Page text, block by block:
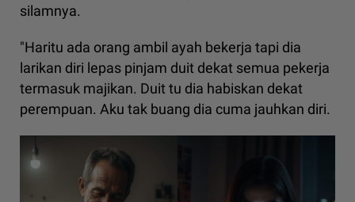
silamnya.
"Haritu ada orang ambil ayah bekerja tapi dia
larikan diri lepas pinjam duit dekat semua pekerja
termasuk majikan. Duit tu dia habiskan dekat
perempuan. Aku tak buang dia cuma jauhkan diri.